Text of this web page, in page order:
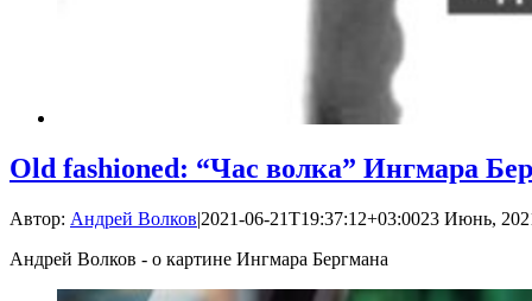
Old fashioned: “Час волка” Ингмара
Автор: Андрей Волков|2021-06-21T19:37:12+03:0023 Июнь,
Андрей Волков - о картине Ингмара Бергмана